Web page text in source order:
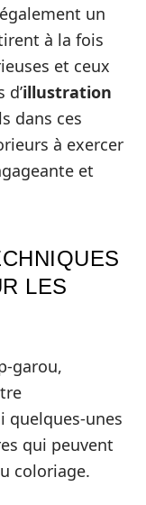
un
à la fois
et ceux
d’illustration
dans ces
à exercer
et
LES
garou,
quelques-unes
qui peuvent
coloriage.